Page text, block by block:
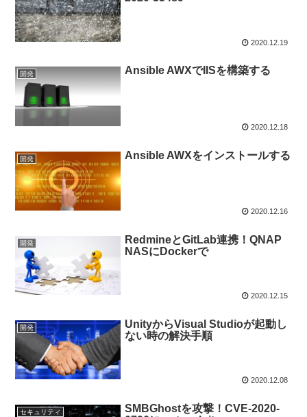
2020.12.19
開発 Ansible AWXでIISを構築する
2020.12.18
開発 Ansible AWXをインストールする
2020.12.16
開発
RedmineとGitLab連携！QNAP
NASにDockerで
2020.12.15
開発
UnityからVisual Studioが起動し
ない時の解決手順
2020.12.08
セキュリティ
SMBGhostを攻撃！CVE-2020-